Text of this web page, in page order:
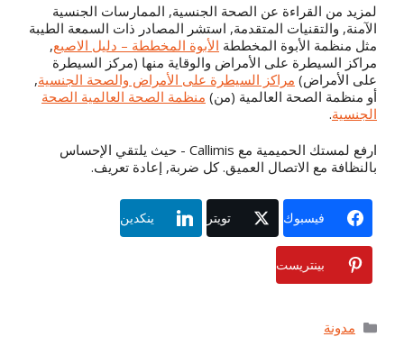
لمزيد من القراءة عن الصحة الجنسية, الممارسات الجنسية
الآمنة, والتقنيات المتقدمة, استشر المصادر ذات السمعة الطيبة
مثل منظمة الأبوة المخططة الأبوة المخططة – دليل الاصبع,
مراكز السيطرة على الأمراض والوقاية منها (مركز السيطرة
على الأمراض) مراكز السيطرة على الأمراض والصحة الجنسية,
أو منظمة الصحة العالمية (من) منظمة الصحة العالمية الصحة
الجنسية.
ارفع لمستك الحميمية مع Callimis - حيث يلتقي الإحساس
بالنظافة مع الاتصال العميق. كل ضربة, إعادة تعريف.
فيسبوك تويتر ينكدين
بينتريست
فئات
مدونة